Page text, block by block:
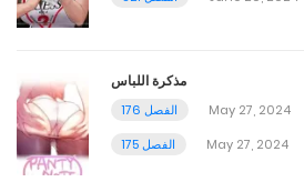
مذكرة اللباس
الفصل 176
May 27, 2024
الفصل 175
May 27, 2024